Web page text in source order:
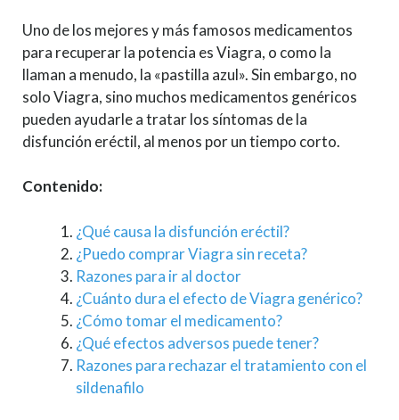
Uno de los mejores y más famosos medicamentos
para recuperar la potencia es Viagra, o como la
llaman a menudo, la «pastilla azul». Sin embargo, no
solo Viagra, sino muchos medicamentos genéricos
pueden ayudarle a tratar los síntomas de la
disfunción eréctil, al menos por un tiempo corto.
Contenido:
¿Qué causa la disfunción eréctil?
¿Puedo comprar Viagra sin receta?
Razones para ir al doctor
¿Cuánto dura el efecto de Viagra genérico?
¿Cómo tomar el medicamento?
¿Qué efectos adversos puede tener?
Razones para rechazar el tratamiento con el
sildenafilo